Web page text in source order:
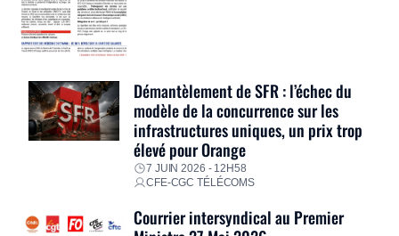
Démantèlement de SFR : l’échec du
modèle de la concurrence sur les
infrastructures uniques, un prix trop
élevé pour Orange
7 JUIN 2026 - 12H58
CFE-CGC TÉLÉCOMS
Courrier intersyndical au Premier